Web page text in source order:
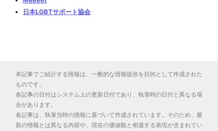
日本LGBTサポート協会
本記事でご紹介する情報は、一般的な情報提供を目的として作成された
ものです。
各記事の日付はシステム上の更新日付であり、執筆時の日付と異なる場
合があります。
各記事は、執筆当時の情報に基づいて作成されています。そのため、最
新の情報とは異なる内容や、現在の価値観と相違する表現が含まれてい